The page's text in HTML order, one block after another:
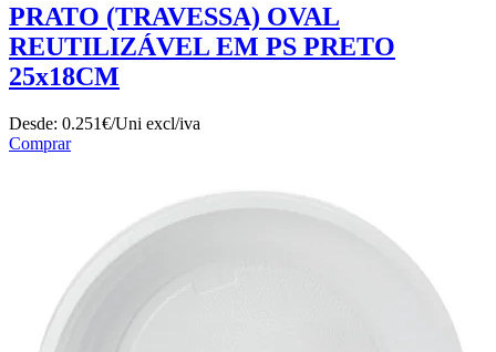
PRATO (TRAVESSA) OVAL
REUTILIZÁVEL EM PS PRETO
25x18CM
Desde: 0.251€/Uni excl/iva
Comprar